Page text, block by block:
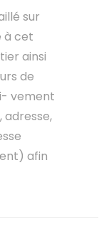
sur
à cet
ainsi
de
vement
adresse,
afin